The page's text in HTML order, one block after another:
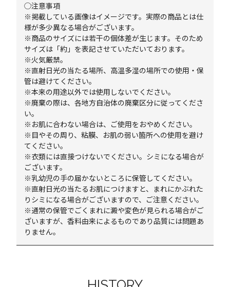
◯注意事項
※掲載している画像はイメージです。実際の商品とは仕
様が多少異なる場合がございます。
※商品のサイズには若干の個体差が生じます。そのため
サイズは「約」を表記させていただいております。
※火気厳禁。
※直射日光の当たる場所、高温多湿の場所での使用・保
管は避けてください。
※本来の用途以外では使用しないでください。
※廃棄の際は、各地方自治体の廃棄区分に従ってくださ
い。
※お肌に合わない場合は、ご使用をおやめください。
※目やその周り、粘膜、お肌の弱い箇所への使用を避け
てください。
※衣類には直接つけないでください。シミになる場合が
ございます。
※乳幼児の手の届かないところに保管してください。
※直射日光の当たるお肌につけますと、まれにかぶれた
りシミになる場合がございますので、ご注意ください。
※通常の保管でごくまれに澱や変色が見られる場合がご
ざいますが、香料由来によるものであり品質には問題あ
りません。